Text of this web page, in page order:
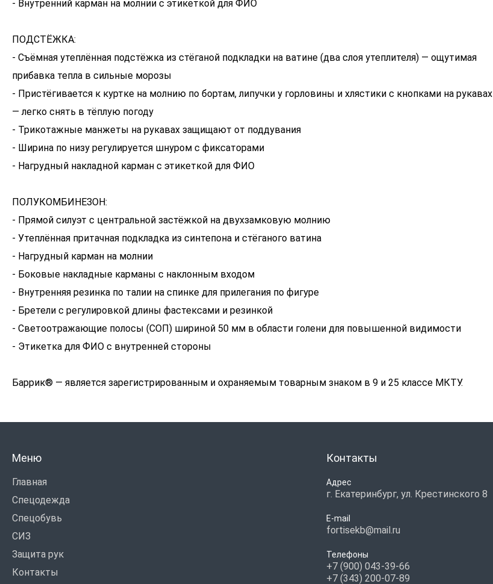
- Внутренний карман на молнии с этикеткой для ФИО
ПОДСТЁЖКА:
- Съёмная утеплённая подстёжка из стёганой подкладки на ватине (два слоя утеплителя) — ощутимая
прибавка тепла в сильные морозы
- Пристёгивается к куртке на молнию по бортам, липучки у горловины и хлястики с кнопками на рукавах
— легко снять в тёплую погоду
- Трикотажные манжеты на рукавах защищают от поддувания
- Ширина по низу регулируется шнуром с фиксаторами
- Нагрудный накладной карман с этикеткой для ФИО
ПОЛУКОМБИНЕЗОН:
- Прямой силуэт с центральной застёжкой на двухзамковую молнию
- Утеплённая притачная подкладка из синтепона и стёганого ватина
- Нагрудный карман на молнии
- Боковые накладные карманы с наклонным входом
- Внутренняя резинка по талии на спинке для прилегания по фигуре
- Бретели с регулировкой длины фастексами и резинкой
- Светоотражающие полосы (СОП) шириной 50 мм в области голени для повышенной видимости
- Этикетка для ФИО с внутренней стороны
Баррик® — является зарегистрированным и охраняемым товарным знаком в 9 и 25 классе МКТУ.
Меню
Главная
Спецодежда
Спецобувь
СИЗ
Защита рук
Контакты
Контакты
Адрес
г. Екатеринбург, ул. Крестинского 8
E-mail
fortisekb@mail.ru
Телефоны
+7 (900) 043-39-66
+7 (343) 200-07-89